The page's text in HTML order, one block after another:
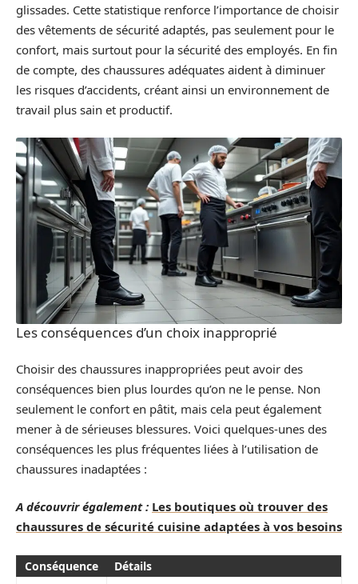
glissades. Cette statistique renforce l’importance de choisir
des vêtements de sécurité adaptés, pas seulement pour le
confort, mais surtout pour la sécurité des employés. En fin
de compte, des chaussures adéquates aident à diminuer
les risques d’accidents, créant ainsi un environnement de
travail plus sain et productif.
Les conséquences d’un choix inapproprié
Choisir des chaussures inappropriées peut avoir des
conséquences bien plus lourdes qu’on ne le pense. Non
seulement le confort en pâtit, mais cela peut également
mener à de sérieuses blessures. Voici quelques-unes des
conséquences les plus fréquentes liées à l’utilisation de
chaussures inadaptées :
A découvrir également : Les boutiques où trouver des
chaussures de sécurité cuisine adaptées à vos besoins
Conséquence Détails